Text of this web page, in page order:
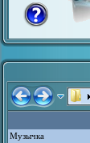
Музычка